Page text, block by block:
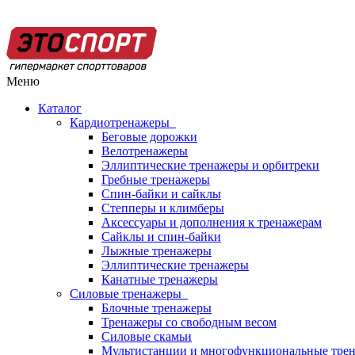
Меню
Каталог
Кардиотренажеры
Беговые дорожки
Велотренажеры
Эллиптические тренажеры и орбитреки
Гребные тренажеры
Спин-байки и сайклы
Степперы и климберы
Аксессуары и дополнения к тренажерам
Сайклы и спин-байки
Лыжные тренажеры
Эллиптические тренажеры
Канатные тренажеры
Силовые тренажеры
Блочные тренажеры
Тренажеры со свободным весом
Силовые скамьи
Мультистанции и многофункциональные